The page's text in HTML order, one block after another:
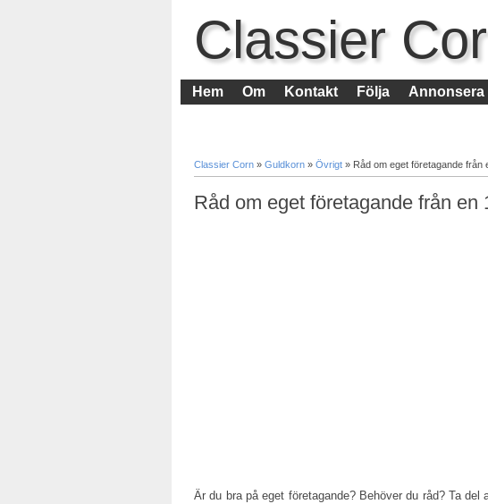
Classier
Hem Om Kontakt Följa Annonsera
Classier Corn » Guldkorn » Övrigt » Råd om eget företagande från
Råd om eget företagande från en
Är du bra på eget företagande? Behöver du råd? Ta del